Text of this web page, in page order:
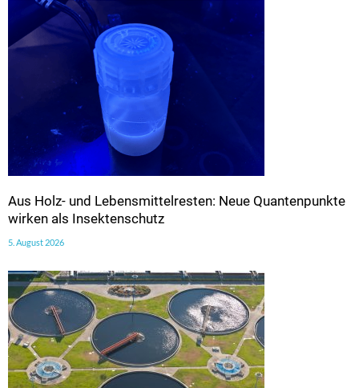
Aus Holz- und Lebensmittelresten: Neue Quantenpunkte
wirken als Insektenschutz
5. August 2026